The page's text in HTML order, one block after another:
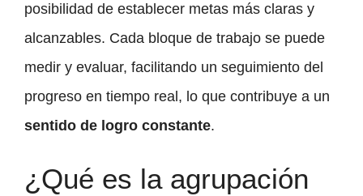
posibilidad de establecer metas más claras y
alcanzables. Cada bloque de trabajo se puede
medir y evaluar, facilitando un seguimiento del
progreso en tiempo real, lo que contribuye a un
sentido de logro constante.
¿Qué es la agrupación